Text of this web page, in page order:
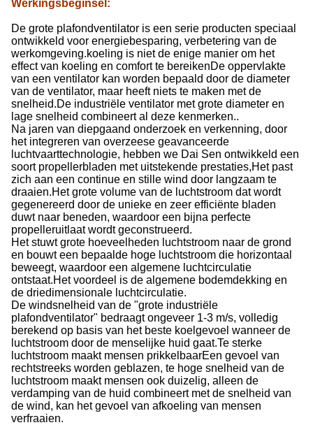
Werkingsbeginsel :
De grote plafondventilator is een serie producten speciaal
ontwikkeld voor energiebesparing, verbetering van de
werkomgeving.koeling is niet de enige manier om het
effect van koeling en comfort te bereikenDe oppervlakte
van een ventilator kan worden bepaald door de diameter
van de ventilator, maar heeft niets te maken met de
snelheid.De industriële ventilator met grote diameter en
lage snelheid combineert al deze kenmerken..
Na jaren van diepgaand onderzoek en verkenning, door
het integreren van overzeese geavanceerde
luchtvaarttechnologie, hebben we Dai Sen ontwikkeld een
soort propellerbladen met uitstekende prestaties,Het past
zich aan een continue en stille wind door langzaam te
draaien.Het grote volume van de luchtstroom dat wordt
gegenereerd door de unieke en zeer efficiënte bladen
duwt naar beneden, waardoor een bijna perfecte
propelleruitlaat wordt geconstrueerd.
Het stuwt grote hoeveelheden luchtstroom naar de grond
en bouwt een bepaalde hoge luchtstroom die horizontaal
beweegt, waardoor een algemene luchtcirculatie
ontstaat.Het voordeel is de algemene bodemdekking en
de driedimensionale luchtcirculatie.
De windsnelheid van de "grote industriële
plafondventilator" bedraagt ongeveer 1-3 m/s, volledig
berekend op basis van het beste koelgevoel wanneer de
luchtstroom door de menselijke huid gaat.Te sterke
luchtstroom maakt mensen prikkelbaarEen gevoel van
rechtstreeks worden geblazen, te hoge snelheid van de
luchtstroom maakt mensen ook duizelig, alleen de
verdamping van de huid combineert met de snelheid van
de wind, kan het gevoel van afkoeling van mensen
verfraaien.